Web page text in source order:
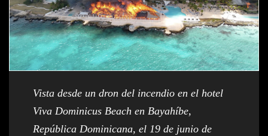
Vista desde un dron del incendio en el hotel
Viva Dominicus Beach en Bayahíbe,
República Dominicana, el 19 de junio de